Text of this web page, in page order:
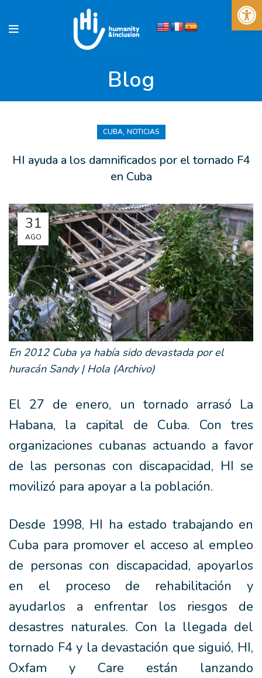
Blog
CUBA, NOTICIAS
HI ayuda a los damnificados por el tornado F4
en Cuba
31
AGO
En 2012 Cuba ya había sido devastada por el
huracán Sandy| Hola (Archivo)
El 27 de enero, un tornado arrasó La
Habana, la capital de Cuba. Con tres
organizaciones cubanas actuando a favor
de las personas con discapacidad, HI se
movilizó para apoyar a la población.
Desde 1998, HI ha estado trabajando en
Cuba para promover el acceso al empleo
de personas con discapacidad, apoyarlos
en el proceso de rehabilitación y
ayudarlos a enfrentar los riesgos de
desastres naturales. Con la llegada del
tornado F4 y la devastación que siguió, HI,
Oxfam y Care están lanzando